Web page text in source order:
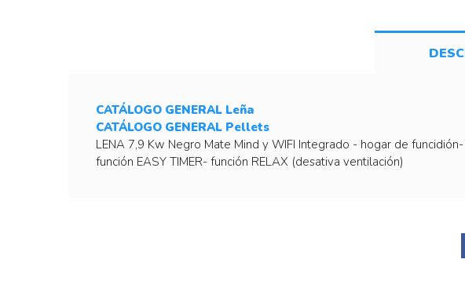
CATÁLOGO GENERAL Leña
CATÁLOGO GENERAL Pellets
LENA 7,9 Kw Negro Mate Mind y WIFI Integrado - hogar de
función EASY TIMER- función RELAX (desativa ventilación)